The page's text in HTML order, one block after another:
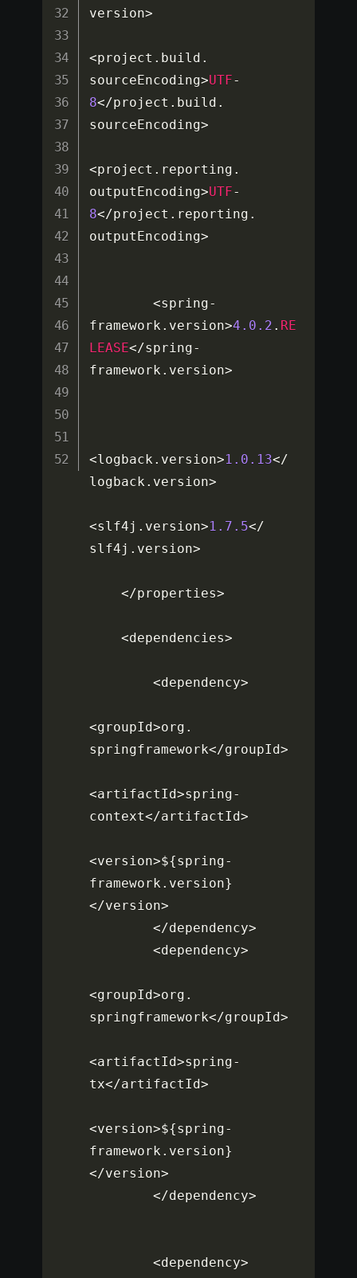
version>
<project . build .
sourceEncoding>UTF-
8</project . build .
sourceEncoding>
<project . reporting .
outputEncoding>UTF-
8</project . reporting .
outputEncoding>
<spring-
framework . version>4.0 .2 . RE
LEASE</spring-
framework . version>
<logback . version>1.0 .13</
logback . version>
<slf4j . version>1.7 .5</
slf4j . version>
</properties>
<dependencies>
<dependency>
<groupId>org .
springframework</groupId>
<artifactId>spring-
context</artifactId>
<version>${spring-
framework . version}
</version>
</dependency>
<dependency>
<groupId>org .
springframework</groupId>
<artifactId>spring-
tx</artifactId>
<version>${spring-
framework . version}
</version>
</dependency>
<dependency>